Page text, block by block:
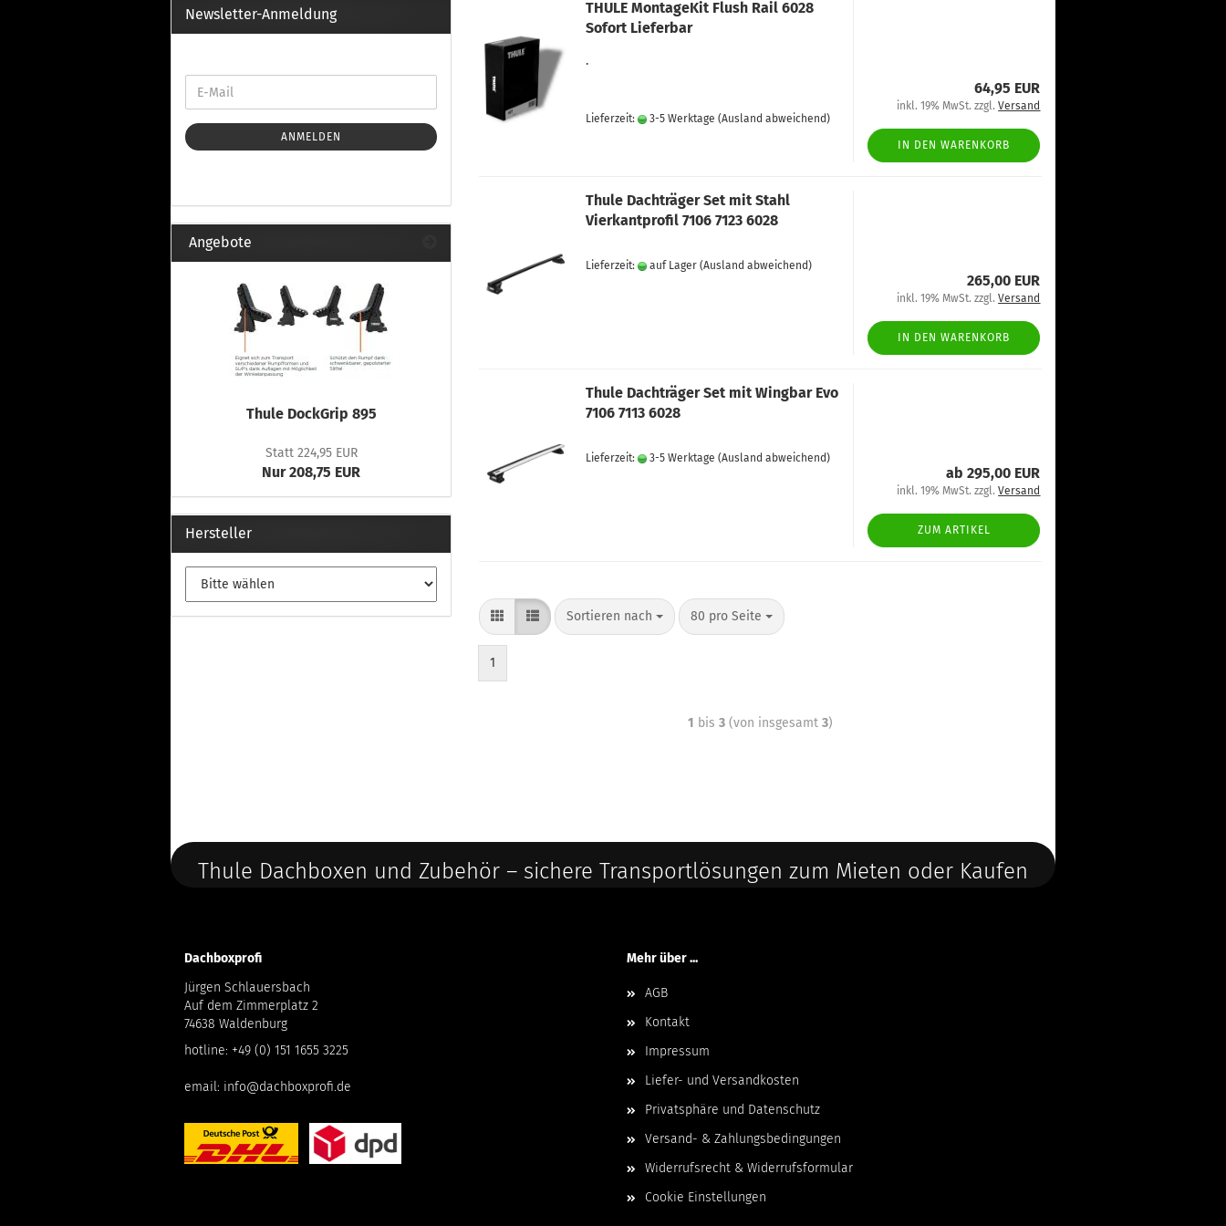
integrierter Reling
Thule Montagekits 60.. für 7106
Fußsatz Fahrzeuge mit
integrierter Reling
Thule Montagekits 70.. für 7107
Fußsatz Fahrzeuge mit
Wintersport anzeigen
Gepäck und Reisetaschen
THULE MontageKit Flush Rail 6028
Sofort Lieferbar
.
Lieferzeit: 3-5 Werktage (Ausland abweichend)
64,95 EUR
inkl. 19% MwSt. zzgl.Versand
IN DEN WARENKORB
Thule Dachträger Set mit Stahl
Vierkantprofil 7106 7123 6028
Lieferzeit: auf Lager (Ausland abweichend)
265,00 EUR
inkl. 19% MwSt. zzgl.Versand
IN DEN WARENKORB
Thule Dachträger Set mit Wingbar Evo
7106 7113 6028
Lieferzeit: 3-5 Werktage (Ausland abweichend)
ab 295,00 EUR
inkl. 19% MwSt. zzgl.Versand
ZUM ARTIKEL
Sortieren nach 80 pro Seite
1
1 bis3 (von insgesamt3)
Newsletter-Anmeldung
ANMELDEN
Angebote
Thule DockGrip 895
Statt 224,95 EUR
Nur 208,75 EUR
Hersteller
Thule Dachboxen und Zubehör – sichere Transportlösungen zum Mieten oder Kaufen
Dachboxprofi
Jürgen Schlauersbach
Auf dem Zimmerplatz 2
74638 Waldenburg
hotline: +49 (0) 151 1655 3225
email: info@dachboxprofi.de
Mehr über ...
AGB
Kontakt
Impressum
Liefer- und Versandkosten
Privatsphäre und Datenschutz
Versand- & Zahlungsbedingungen
Widerrufsrecht & Widerrufsformular
Cookie Einstellungen